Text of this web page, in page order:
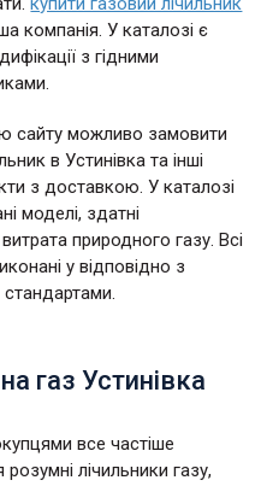
компанія. У каталозі є
з гідними
сайту можливо замовити
в Устинівка та інші
з доставкою. У каталозі
моделі, здатні
природного газу. Всі
у відповідно з
газ Устинівка
все частіше
лічильники газу,